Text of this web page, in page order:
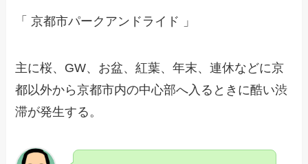
「 京都市パークアンドライド 」
主に桜、GW、お盆、紅葉、年末、連休などに京
都以外から京都市内の中心部へ入るときに酷い渋
滞が発生する。